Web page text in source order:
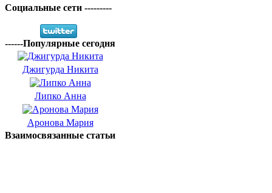
Социальные сети ---------
------Популярные сегодня
Джигурда Никита
Липко Анна
Аронова Мария
Взаимосвязанные статьи